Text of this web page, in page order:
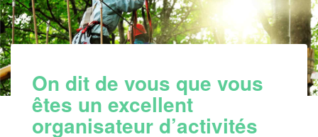
On dit de vous que vous
êtes un excellent
organisateur d’activités